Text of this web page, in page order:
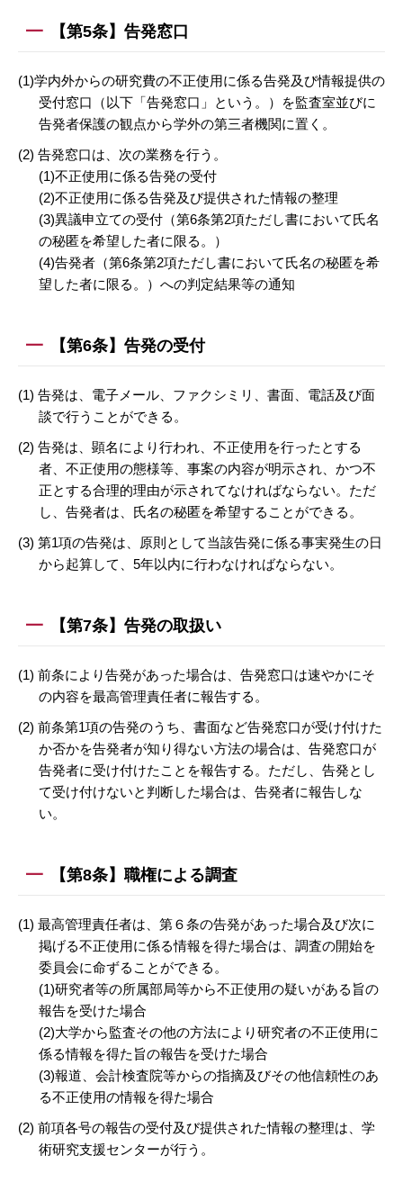
【第5条】告発窓口
(1)学内外からの研究費の不正使用に係る告発及び情報提供の
受付窓口（以下「告発窓口」という。）を監査室並びに
告発者保護の観点から学外の第三者機関に置く。
(2) 告発窓口は、次の業務を行う。
(1)不正使用に係る告発の受付
(2)不正使用に係る告発及び提供された情報の整理
(3)異議申立ての受付（第6条第2項ただし書において氏名
の秘匿を希望した者に限る。）
(4)告発者（第6条第2項ただし書において氏名の秘匿を希
望した者に限る。）への判定結果等の通知
【第6条】告発の受付
(1) 告発は、電子メール、ファクシミリ、書面、電話及び面
談で行うことができる。
(2) 告発は、顕名により行われ、不正使用を行ったとする
者、不正使用の態様等、事案の内容が明示され、かつ不
正とする合理的理由が示されてなければならない。ただ
し、告発者は、氏名の秘匿を希望することができる。
(3) 第1項の告発は、原則として当該告発に係る事実発生の日
から起算して、5年以内に行わなければならない。
【第7条】告発の取扱い
(1) 前条により告発があった場合は、告発窓口は速やかにそ
の内容を最高管理責任者に報告する。
(2) 前条第1項の告発のうち、書面など告発窓口が受け付けた
か否かを告発者が知り得ない方法の場合は、告発窓口が
告発者に受け付けたことを報告する。ただし、告発とし
て受け付けないと判断した場合は、告発者に報告しな
い。
【第8条】職権による調査
(1) 最高管理責任者は、第６条の告発があった場合及び次に
掲げる不正使用に係る情報を得た場合は、調査の開始を
委員会に命ずることができる。
(1)研究者等の所属部局等から不正使用の疑いがある旨の
報告を受けた場合
(2)大学から監査その他の方法により研究者の不正使用に
係る情報を得た旨の報告を受けた場合
(3)報道、会計検査院等からの指摘及びその他信頼性のあ
る不正使用の情報を得た場合
(2) 前項各号の報告の受付及び提供された情報の整理は、学
術研究支援センターが行う。